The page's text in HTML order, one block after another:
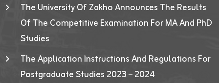
The University Of Zakho Announces The Results
Of The Competitive Examination For MA And PhD
Studies
The Application Instructions And Regulations For
Postgraduate Studies 2023 – 2024